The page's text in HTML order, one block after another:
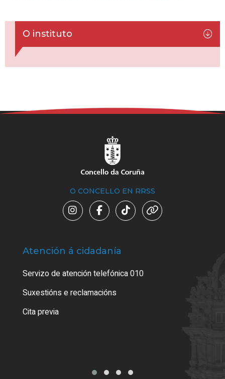
O instituto
O CONCELLO EN RRSS
Atención á cidadanía
Servizo de atención telefónica 010
Suxestións e reclamacións
Cita previa